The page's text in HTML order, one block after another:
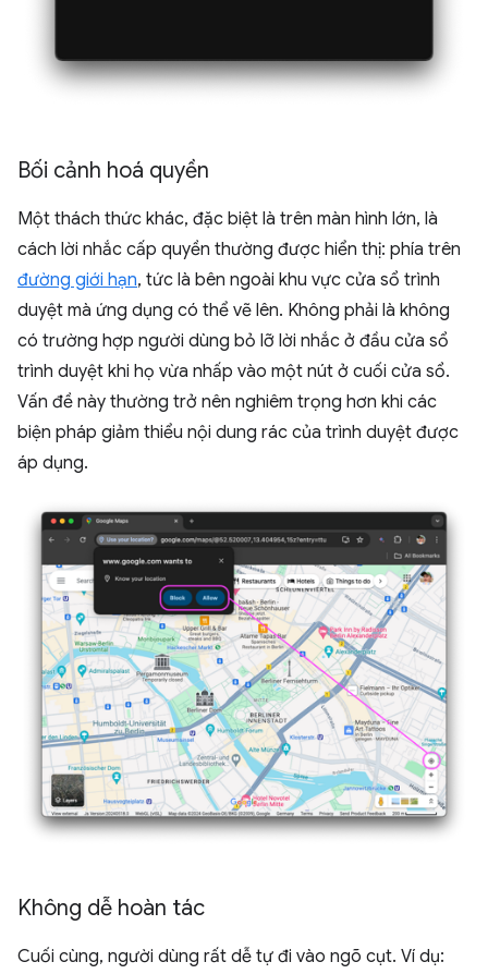
Bối cảnh hoá quyền
Một thách thức khác, đặc biệt là trên màn hình lớn, là
cách lời nhắc cấp quyền thường được hiển thị: phía trên
đường giới hạn, tức là bên ngoài khu vực cửa sổ trình
duyệt mà ứng dụng có thể vẽ lên. Không phải là không
có trường hợp người dùng bỏ lỡ lời nhắc ở đầu cửa sổ
trình duyệt khi họ vừa nhấp vào một nút ở cuối cửa sổ.
Vấn đề này thường trở nên nghiêm trọng hơn khi các
biện pháp giảm thiểu nội dung rác của trình duyệt được
áp dụng.
Không dễ hoàn tác
Cuối cùng, người dùng rất dễ tự đi vào ngõ cụt. Ví dụ: